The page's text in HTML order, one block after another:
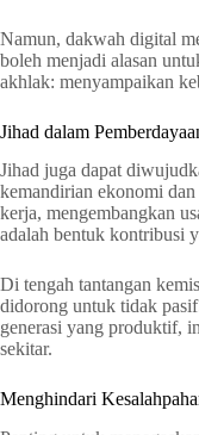
Namun, dakwah digital
boleh menjadi alasan
akhlak: menyampaikan
Jihad dalam
Jihad juga dapat
kemandirian ekonomi
kerja, mengembangkan
adalah bentuk kontribusi
Di tengah tantangan
didorong untuk tidak
generasi yang produktif,
sekitar.
Menghindari